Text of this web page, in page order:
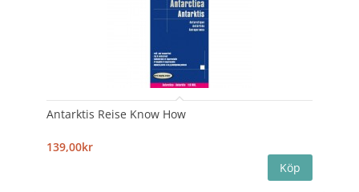
Antarktis Reise Know How
139,00kr